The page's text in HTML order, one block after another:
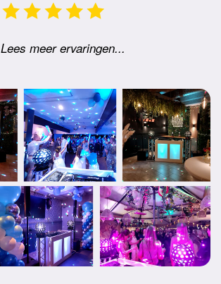
Lees meer ervaringen...